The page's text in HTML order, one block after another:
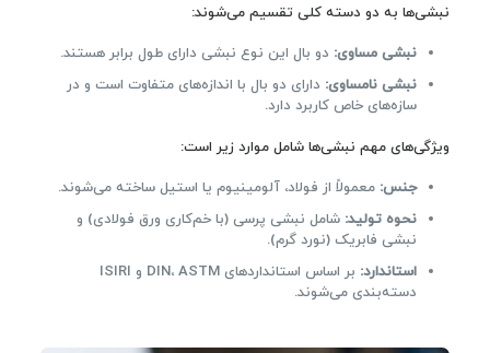
نبشی‌ها به دو دسته کلی تقسیم می‌شوند:
نبشی مساوی: دو بال این نوع نبشی دارای طول برابر هستند.
نبشی نامساوی: دارای دو بال با اندازه‌های متفاوت است و در
سازه‌های خاص کاربرد دارد.
ویژگی‌های مهم نبشی‌ها شامل موارد زیر است:
جنس: معمولاً از فولاد، آلومینیوم یا استیل ساخته می‌شوند.
نحوه تولید: شامل نبشی پرسی (با خم‌کاری ورق فولادی) و
نبشی فابریک (نورد گرم).
استاندارد:
بر اساس استانداردهای DIN، ASTM و ISIRI
دسته‌بندی می‌شوند.